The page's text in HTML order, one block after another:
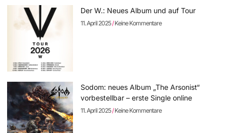
Der W.: Neues Album und auf Tour
11. April 2025 Keine Kommentare
Sodom: neues Album „The Arsonist“
vorbestellbar – erste Single online
11. April 2025 Keine Kommentare